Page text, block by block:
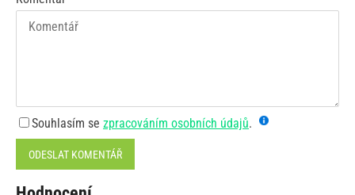
Souhlasím se zpracováním osobních údajů.
ODESLAT KOMENTÁŘ